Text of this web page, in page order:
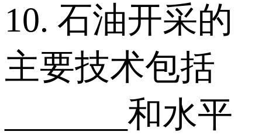
10. 石油开采的
主要技术包括
_______和水平